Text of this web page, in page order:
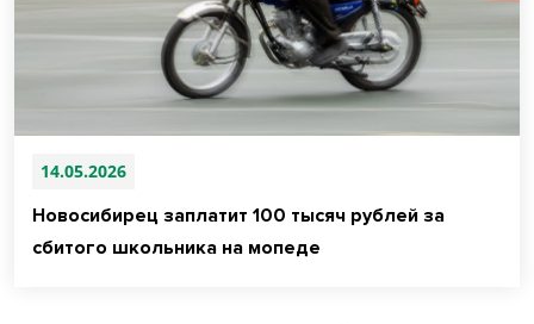
14.05.2026
Новосибирец заплатит 100 тысяч рублей за
сбитого школьника на мопеде